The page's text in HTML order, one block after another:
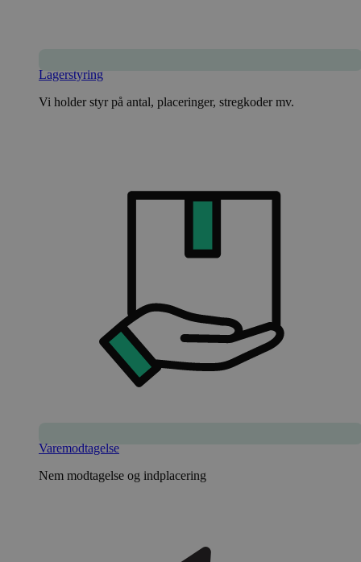
Lagerstyring
Vi holder styr på antal, placeringer, stregkoder mv.
Varemodtagelse
Nem modtagelse og indplacering